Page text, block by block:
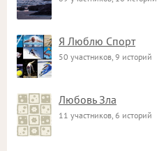
Я Люблю Спорт
50 участников, 9 историй
Любовь Зла
11 участников, 6 историй